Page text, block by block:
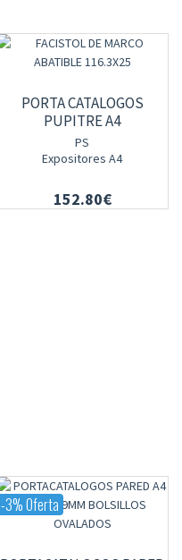
PORTA CATALOGOS
PUPITRE A4
PS
Expositores A4
152.80€
-3% Oferta